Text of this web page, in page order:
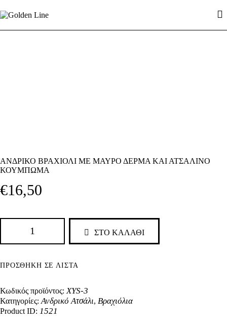
ΑΛΥΣΊΔΕΣ ΑΝΆ CM
ΑΝΔΡΙΚΟ ΒΡΑΧΙΟΛΙ ΜΕ ΜΑΥΡΟ ΔΕΡΜΑ ΚΑΙ ΑΤΣΑΛΙΝΟ
ΚΟΥΜΠΩΜΑ
€16,50
ΒΡΑΧΙΟΛΙ
ΚΑΙ
ΚΟΥΜΠΩΜΑ
ποσότητα
ΣΤΟ ΚΑΛΑΘΙ
ΠΡΟΣΘΉΚΗ ΣΕ ΛΊΣΤΑ
Κωδικός προϊόντος: XYS-3
Κατηγορίες: Ανδρικό Ατσάλι, Βραχιόλια
Product ID: 1521